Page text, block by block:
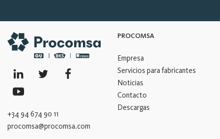
+34 94 674 90 11
procomsa@procomsa.com
PROCOMSA
Empresa
Servicios para fabricantes
Noticias
Contacto
Descargas